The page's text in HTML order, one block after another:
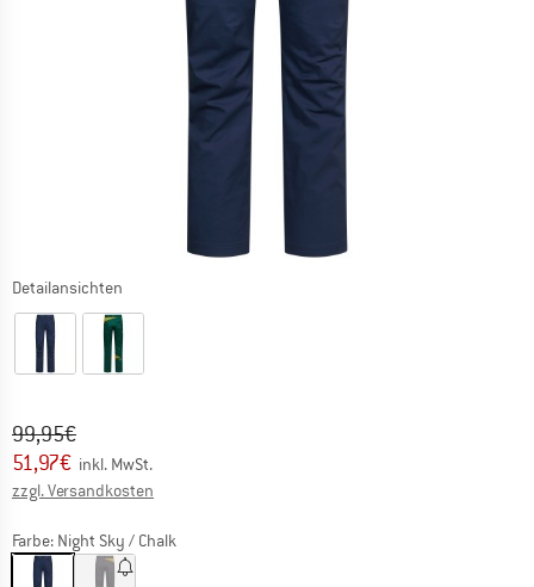
Detailansichten
Ursprünglicher Preis :
99,95€
Preis:
51,97€ inkl. MwSt.
zzgl. Versandkosten
Farbe: Night Sky / Chalk